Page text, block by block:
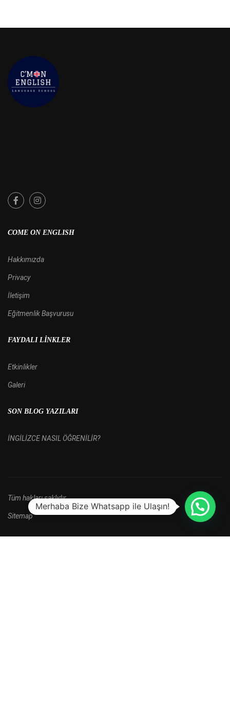
COME ON ENGLISH
Hakkımızda
Privacy
İletişim
Eğitmenlik Başvurusu
FAYDALI LINKLER
Etkinlikler
Galeri
SON BLOG YAZILARI
İNGİLİZCE NASIL ÖĞRENİLİR?
Tüm hakları saklıdır.
Sitemap
Merhaba Bize Whatsapp ile Ulaşın!